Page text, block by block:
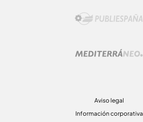
Aviso legal
Información corporativa